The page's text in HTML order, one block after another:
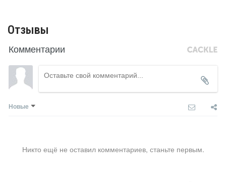
Отзывы
Комментарии
Новые
Никто ещё не оставил комментариев, станьте первым.